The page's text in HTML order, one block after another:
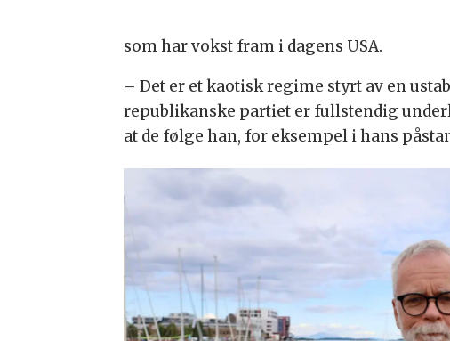
som har vokst fram i dagens USA.
– Det er et kaotisk regime styrt av en
republikanske partiet er fullstendig
at de følge han, for eksempel i hans